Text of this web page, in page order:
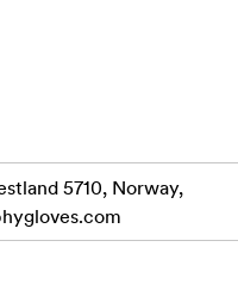
на
5710, Norway,